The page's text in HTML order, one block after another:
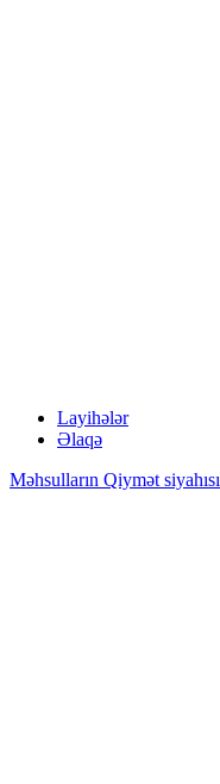
Layihələr
Əlaqə
Məhsulların Qiymət siyahısı